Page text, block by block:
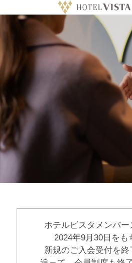
ホテルビスタメンバー
2024年9月30日をも
新規のご入会受付を終